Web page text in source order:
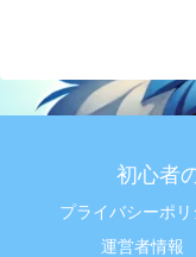
初心者
プライバシーポリ
運営者情報